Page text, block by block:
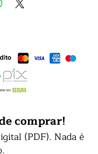
comprar!
(PDF). Nada é